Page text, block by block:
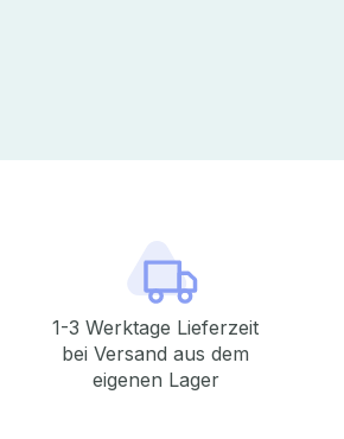
1-3 Werktage Lieferzeit
bei Versand aus dem
eigenen Lager